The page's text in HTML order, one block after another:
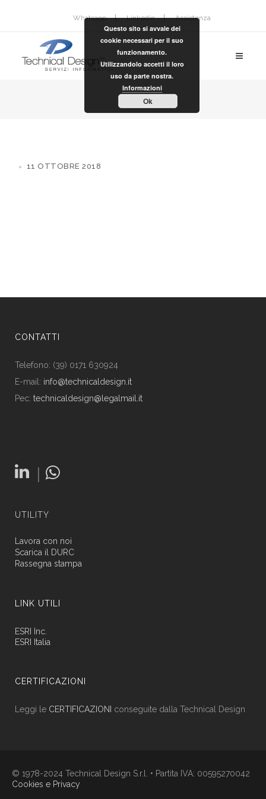
Whatsapp Linkedin Assistenza
11 OTTOBRE 2018
CONTATTI
Telefono: (39) 0171 630924
E-mail: info@technicaldesign.it
Pec: technicaldesign@legalmail.it
|
UTILITY
Lavora con noi
Scarica il DURC
Rassegna stampa
LINK UTILI
ESRI Inc.
ESRI Italia
CERTIFICAZIONI
Leggi le CERTIFICAZIONI conseguite dalla Technical Design
© 1978-2024 Technical Design S.r.l. • Partita IVA: 00595270042
Cookies e Privacy
Questo sito si avvale dei
cookie necessari per il suo
funzionamento.
Utilizzandolo accetti il loro
uso da parte nostra.
Informazioni
Ok